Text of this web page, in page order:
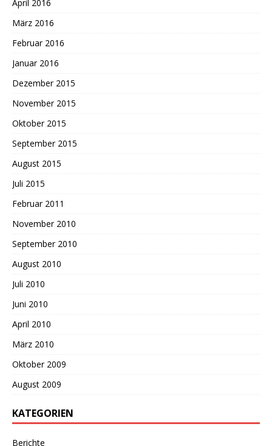
April 2016
März 2016
Februar 2016
Januar 2016
Dezember 2015
November 2015
Oktober 2015
September 2015
August 2015
Juli 2015
Februar 2011
November 2010
September 2010
August 2010
Juli 2010
Juni 2010
April 2010
März 2010
Oktober 2009
August 2009
KATEGORIEN
Berichte